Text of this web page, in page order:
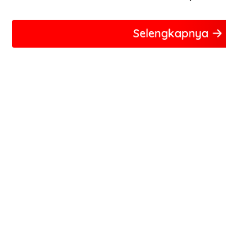
Selengkapnya